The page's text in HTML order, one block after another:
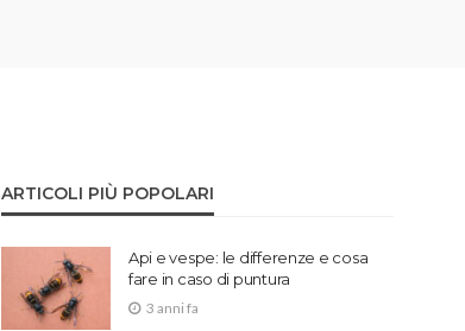
ARTICOLI PIÙ POPOLARI
Api e vespe: le differenze e cosa
fare in caso di puntura
3 anni fa